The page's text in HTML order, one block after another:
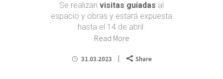
Se realizan visitas guiadas al
espacio y obras y estará expuesta
hasta el 14 de abril.
Read More
31.03.2023 Share